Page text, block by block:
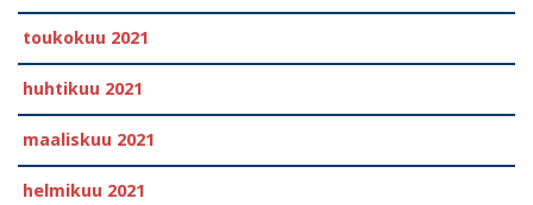
toukokuu 2021
huhtikuu 2021
maaliskuu 2021
helmikuu 2021